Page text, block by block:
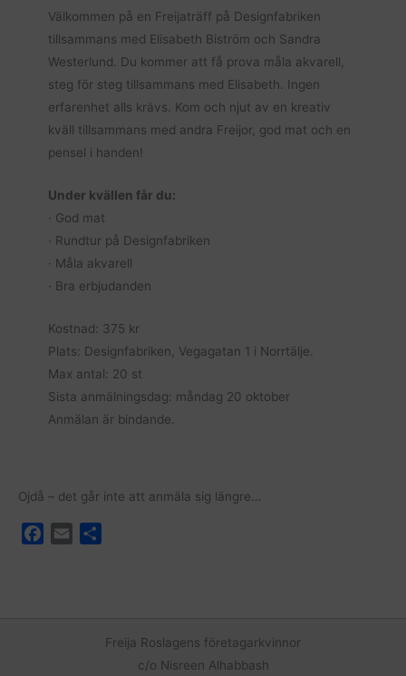
Välkommen på en Freijaträff på Designfabriken
tillsammans med Elisabeth Biström och Sandra
Westerlund. Du kommer att få prova måla akvarell,
steg för steg tillsammans med Elisabeth. Ingen
erfarenhet alls krävs. Kom och njut av en kreativ
kväll tillsammans med andra Freijor, god mat och en
pensel i handen!
Under kvällen får du:
· God mat
· Rundtur på Designfabriken
· Måla akvarell
· Bra erbjudanden
Kostnad: 375 kr
Plats: Designfabriken, Vegagatan 1 i Norrtälje.
Max antal: 20 st
Sista anmälningsdag: måndag 20 oktober
Anmälan är bindande.
Ojdå – det går inte att anmäla sig längre…
Freija Roslagens företagarkvinnor
c/o Nisreen Alhabbash